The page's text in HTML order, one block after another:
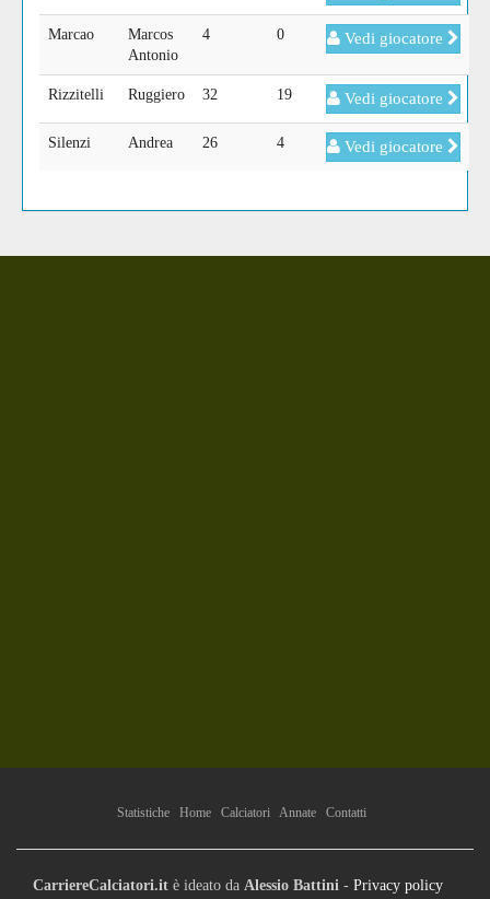
Marcao
Marcos
Antonio
4 0 Vedi giocatore
Rizzitelli Ruggiero 32 19 Vedi giocatore
Silenzi Andrea 26 4 Vedi giocatore
Statistiche Home Calciatori Annate Contatti
CarriereCalciatori.it è ideato da Alessio Battini - Privacy policy